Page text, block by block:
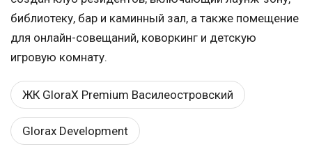
библиотеку, бар и каминный зал, а также помещение
для онлайн-совещаний, коворкинг и детскую
игровую комнату.
ЖК GloraX Premium Василеостровский
Glorax Development